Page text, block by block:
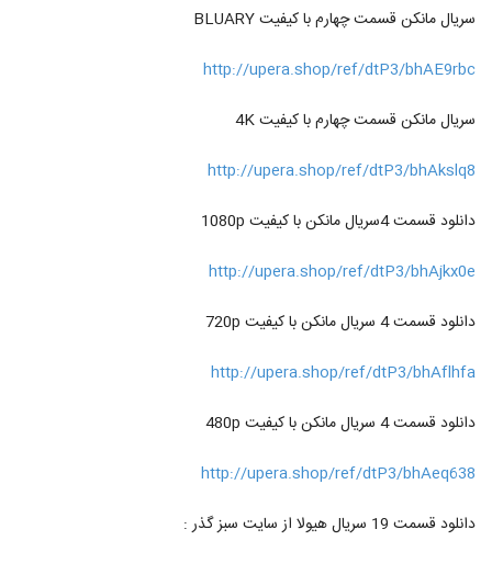
سریال مانکن قسمت چهارم با کیفیت BLUARY
http://upera.shop/ref/dtP3/bhAE9rbc
سریال مانکن قسمت چهارم با کیفیت 4K
http://upera.shop/ref/dtP3/bhAkslq8
دانلود قسمت 4سریال مانکن با کیفیت 1080p
http://upera.shop/ref/dtP3/bhAjkx0e
دانلود قسمت 4 سریال مانکن با کیفیت 720p
http://upera.shop/ref/dtP3/bhAflhfa
دانلود قسمت 4 سریال مانکن با کیفیت 480p
http://upera.shop/ref/dtP3/bhAeq638
دانلود قسمت 19 سریال هیولا از سایت سبز گذر :